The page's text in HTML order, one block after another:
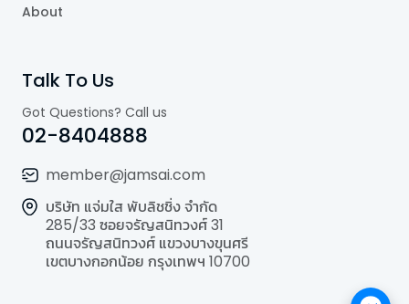
About
Talk To Us
Got Questions? Call us
02-8404888
member@jamsai.com
บริษัท แจ่มใส พับลิชชิ่ง จำกัด
285/33 ซอยจรัญสนิทวงศ์ 31
ถนนจรัญสนิทวงศ์ แขวงบางขุนศรี
เขตบางกอกน้อย กรุงเทพฯ 10700